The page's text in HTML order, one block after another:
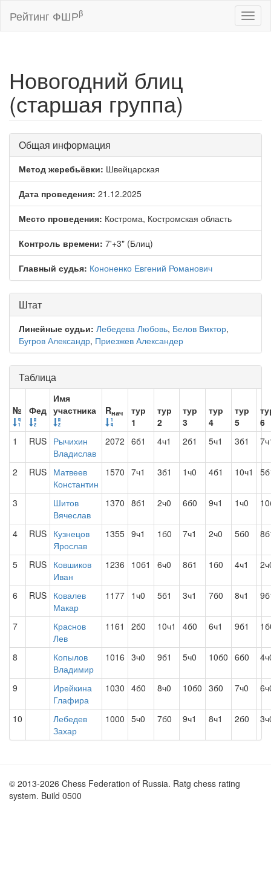
Рейтинг ФШРβ
Новогодний блиц
(старшая группа)
Общая информация
Метод жеребьёвки: Швейцарская
Дата проведения: 21.12.2025
Место проведения: Кострома, Костромская область
Контроль времени: 7'+3" (Блиц)
Главный судья: Кононенко Евгений Романович
Штат
Линейные судьи: Лебедева Любовь, Белов Виктор,
Бугров Александр, Приезжев Александер
Таблица
№ Фед
Имя
участника
Rнач
тур
1
тур
2
тур
3
тур
4
тур
5
6
1
RUS Рычихин
Владислав
2072 6б1 4ч1 2б1 5ч1 3б1
2 RUS Матвеев
Константин
1570 7ч1 3б1 1ч0 4б1 10ч1
3
Шитов
Вячеслав
1370 8б1 2ч0 6б0 9ч1 1ч0
4 RUS Кузнецов
Ярослав
1355 9ч1 1б0 7ч1 2ч0 5б0
5 RUS Ковшиков
Иван
1236 10б1 6ч0 8б1 1б0 4ч1
6 RUS Ковалев
Макар
1177 1ч0 5б1 3ч1 7б0 8ч1
7
Краснов
Лев
1161 2б0 10ч1 4б0 6ч1 9б1
8
Копылов
Владимир
1016 3ч0 9б1 5ч0 10б0 6б0
9
Ирейкина
Глафира
1030 4б0 8ч0 10б0 3б0 7ч0
10
Лебедев
Захар
1000 5ч0 7б0 9ч1 8ч1 2б0
© 2013-2026 Chess Federation of Russia. Ratg chess rating
system. Build 0500